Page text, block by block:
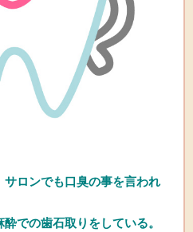
サロンでも口臭の事を言われ
での歯石取りをしている。